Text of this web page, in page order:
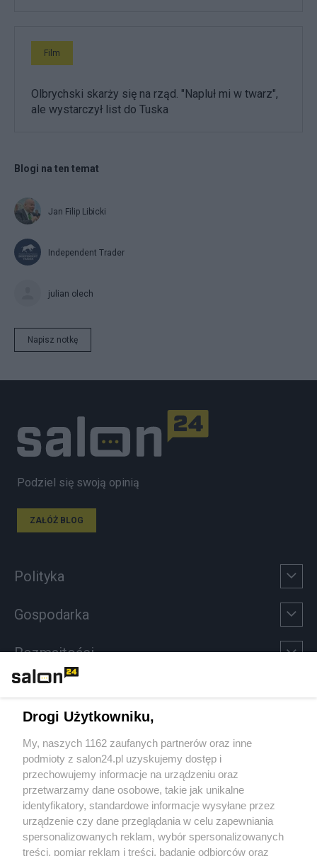
Film
Olbrychski skarży się na rząd. "Napluł mi w twarz",
ale wystarczył list do Tuska
Blogi na ten temat
Jan Filip Libicki
Independent Trader
julian olech
Napisz notkę
Podziel się swoją opinią
ZAŁÓŻ BLOG
Polityka
Gospodarka
Rozmaitości
Sport
Społeczeństwo
Kultura
Drogi Użytkowniku,
My, naszych 1162 zaufanych partnerów oraz inne
podmioty z salon24.pl uzyskujemy dostęp i
przechowujemy informacje na urządzeniu oraz
przetwarzamy dane osobowe, takie jak unikalne
identyfikatory, standardowe informacje wysyłane przez
urządzenie czy dane przeglądania w celu zapewniania
spersonalizowanych reklam, wybór spersonalizowanych
treści, pomiar reklam i treści, badanie odbiorców oraz